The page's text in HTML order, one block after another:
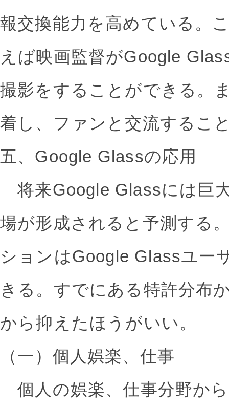
報交換能力を高めている。
えば映画監督がGoogle
撮影をすることができる。
着し、ファンと交流するこ
五、Google Glassの応用
将来Google Glassには巨
場が形成されると予測する
ションはGoogle Glassユー
きる。すでにある特許分布
から抑えたほうがいい。
（一）個人娯楽、仕事
個人の娯楽、仕事分野か